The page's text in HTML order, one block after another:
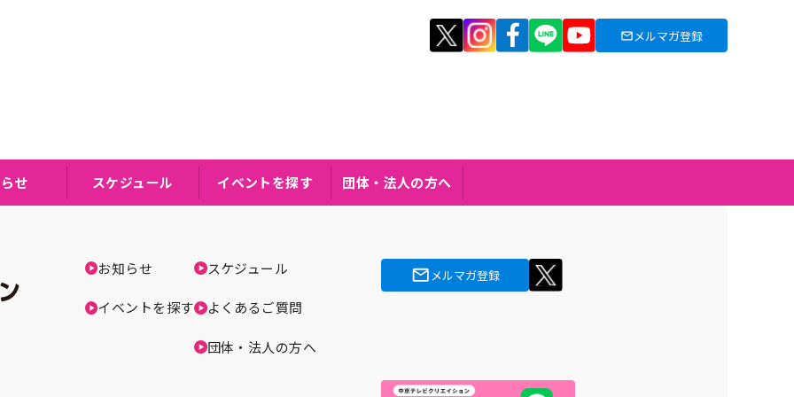
メルマガ登録
せ スケジュール イベントを探す 団体・法人の方へ
お知らせ
イベントを探す
スケジュール
よくあるご質問
団体・法人の方へ
メルマガ登録